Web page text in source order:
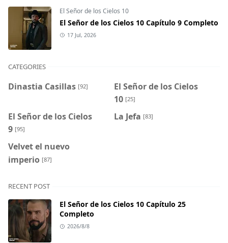
El Señor de los Cielos 10
El Señor de los Cielos 10 Capítulo 9 Completo
17 Jul, 2026
CATEGORIES
Dinastia Casillas [92]
El Señor de los Cielos
10 [25]
El Señor de los Cielos
9 [95]
La Jefa [83]
Velvet el nuevo
imperio [87]
RECENT POST
El Señor de los Cielos 10 Capítulo 25
Completo
2026/8/8